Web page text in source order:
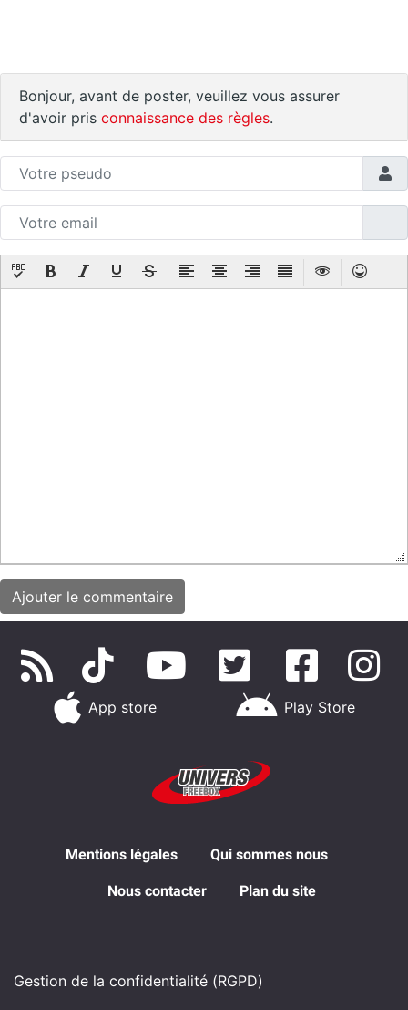
Bonjour, avant de poster, veuillez vous assurer
d'avoir pris connaissance des règles.
App store Play Store
Mentions légales Qui sommes nous
Nous contacter Plan du site
Gestion de la confidentialité (RGPD)